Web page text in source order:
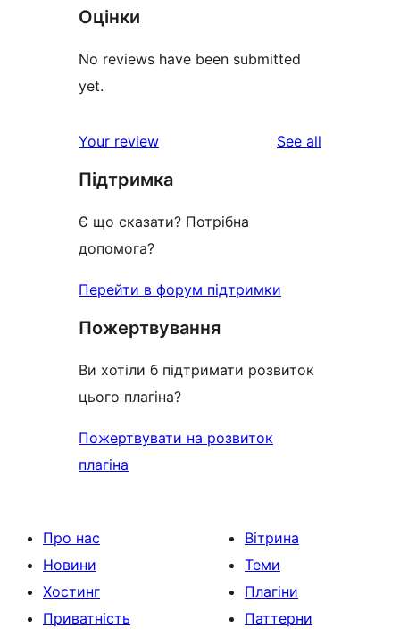
Оцінки
No reviews have been submitted
yet.
Your review See all
Підтримка
Є що сказати? Потрібна
допомога?
Перейти в форум підтримки
Пожертвування
Ви хотіли б підтримати розвиток
цього плагіна?
Пожертвувати на розвиток
плагіна
Про нас
Новини
Хостинг
Приватність
Вітрина
Теми
Плагіни
Паттерни